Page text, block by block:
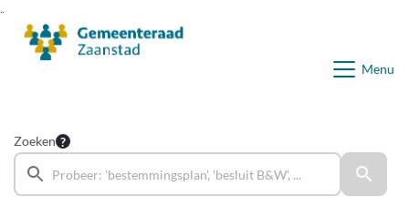
Menu
Zoeken